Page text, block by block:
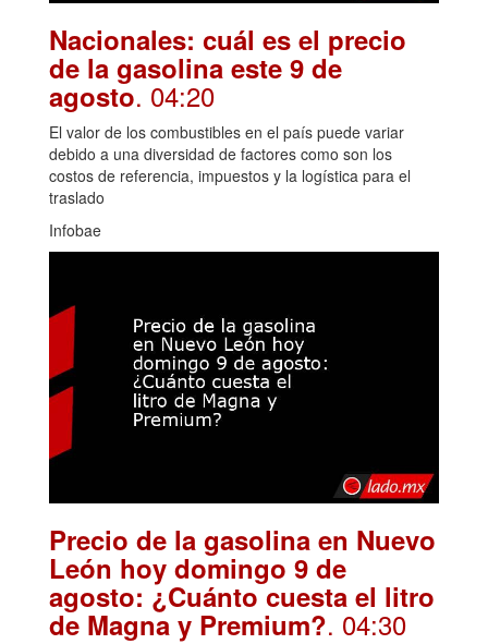
Nacionales: cuál es el precio
de la gasolina este 9 de
agosto. 04:20
El valor de los combustibles en el país puede variar
debido a una diversidad de factores como son los
costos de referencia, impuestos y la logística para el
traslado
Infobae
Precio de la gasolina en Nuevo
León hoy domingo 9 de
agosto: ¿Cuánto cuesta el litro
de Magna y Premium?. 04:30